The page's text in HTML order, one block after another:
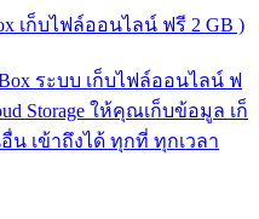
เก็บไฟล์ออนไลน์ ฟรี 2 GB )
ระบบ เก็บไฟล์ออนไลน์ ฟ
Storage ให้คุณเก็บข้อมูล เก็
เข้าถึงได้ ทุกที่ ทุกเวลา